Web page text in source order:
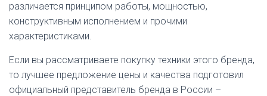
различается принципом работы, мощностью,
конструктивным исполнением и прочими
характеристиками.
Если вы рассматриваете покупку техники этого бренда,
то лучшее предложение цены и качества подготовил
официальный представитель бренда в России –